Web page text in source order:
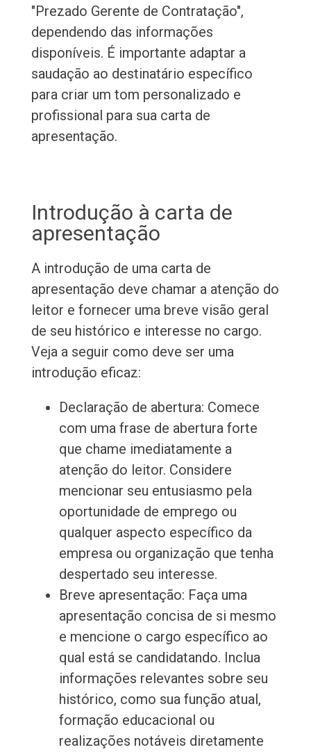
"Prezado Gerente de Contratação",
dependendo das informações
disponíveis. É importante adaptar a
saudação ao destinatário específico
para criar um tom personalizado e
profissional para sua carta de
apresentação.
Introdução à carta de
apresentação
A introdução de uma carta de
apresentação deve chamar a atenção do
leitor e fornecer uma breve visão geral
de seu histórico e interesse no cargo.
Veja a seguir como deve ser uma
introdução eficaz:
Declaração de abertura: Comece
com uma frase de abertura forte
que chame imediatamente a
atenção do leitor. Considere
mencionar seu entusiasmo pela
oportunidade de emprego ou
qualquer aspecto específico da
empresa ou organização que tenha
despertado seu interesse.
Breve apresentação: Faça uma
apresentação concisa de si mesmo
e mencione o cargo específico ao
qual está se candidatando. Inclua
informações relevantes sobre seu
histórico, como sua função atual,
formação educacional ou
realizações notáveis diretamente